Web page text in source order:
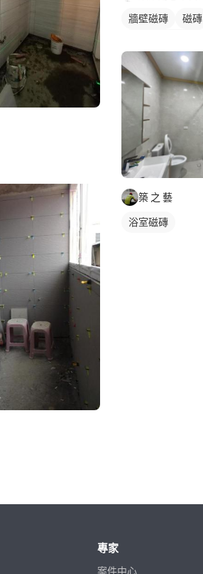
牆壁磁磚
磁磚
築 之 藝
浴室磁磚
專家
案件中心